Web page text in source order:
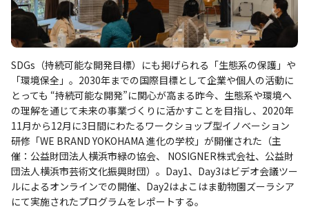
SDGs（持続可能な開発目標）にも掲げられる「生態系の保護」や
「環境保全」。2030年までの国際目標として企業や個人の活動に
とっても “持続可能な開発”に関心が高まる昨今、生態系や環境へ
の理解を通じて未来の事業づくりに活かすことを目指し、2020年
11月から12月に3日間にわたるワークショップ型イノベーション
研修「WE BRAND YOKOHAMA 進化の学校」が開催された（主
催：公益財団法人横浜市緑の協会、 NOSIGNER株式会社、公益財
団法人横浜市芸術文化振興財団）。Day1、Day3はビデオ会議ツー
ルによるオンラインでの開催、Day2はよこはま動物園ズーラシア
にて実施されたプログラムをレポートする。